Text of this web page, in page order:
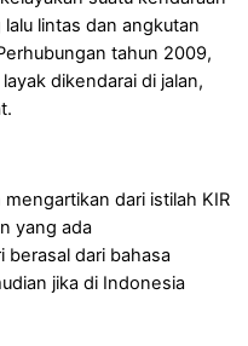
lintas dan angkutan
tahun 2009,
dikendarai di jalan,
dari istilah KIR
yang ada
berasal dari bahasa
jika di Indonesia